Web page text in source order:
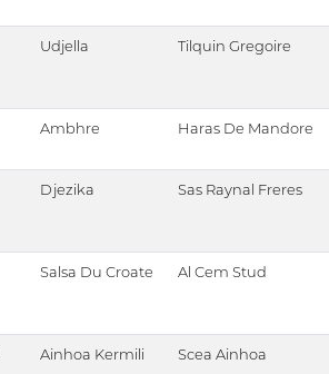
Udjella Tilquin Gregoire
Ambhre Haras De Mandore
Djezika Sas Raynal Freres
Salsa Du Croate Al Cem Stud
Ainhoa Kermili Scea Ainhoa